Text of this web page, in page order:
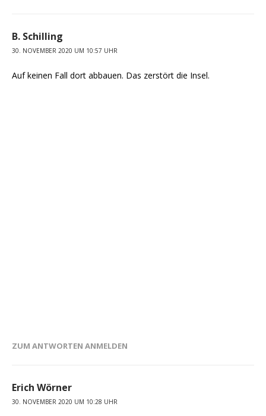
B. Schilling
30. NOVEMBER 2020 UM 10:57 UHR
Auf keinen Fall dort abbauen. Das zerstört die Insel.
ZUM ANTWORTEN ANMELDEN
Erich Wörner
30. NOVEMBER 2020 UM 10:28 UHR